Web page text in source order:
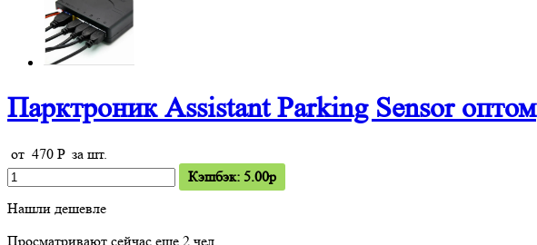
Парктроник Assistant Parking Sensor оптом
от 470 Pза шт.
Кэшбэк: 5.00p
Нашли дешевле
Просматривают сейчас еще 2 чел.